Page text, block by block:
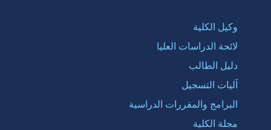
وكيل الكلية
لائحة الدراسات العليا
دليل الطالب
آليات التسجيل
البرامج والمقررات الدراسية
مجلة الكلية